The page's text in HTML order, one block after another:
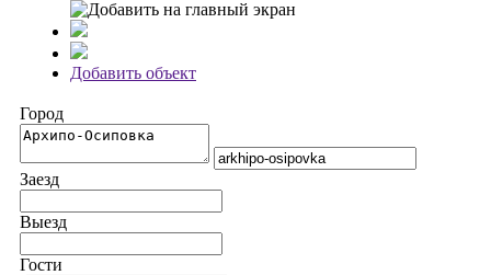
Добавить объект
Город
Заезд
Выезд
Гости